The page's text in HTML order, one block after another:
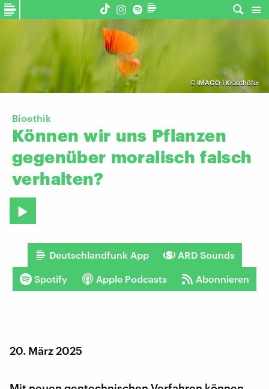
©IMAGO I Krauthöfer
Bioethik
Können wir uns Pflanzen
gegenüber moralisch falsch
verhalten?
Deutschlandfunk App ARD Sounds
Spotify Apple Podcasts Abonnieren
20. März 2025